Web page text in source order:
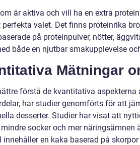
är aktiva och vill ha en extra
perfekta valet. Det finns proteinrika
på proteinpulver, nötter,
både en njutbar smakupplevelse
Mätningar
förstå de kvantitativa aspekterna
har studier genomförts för att
desserter. Studier har visat att
socker och mer näringsämnen
innehåller en kaka baserad på